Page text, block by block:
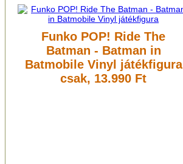
Funko POP! Ride The
Batman - Batman in
Batmobile Vinyl játékfigura
csak, 13.990 Ft